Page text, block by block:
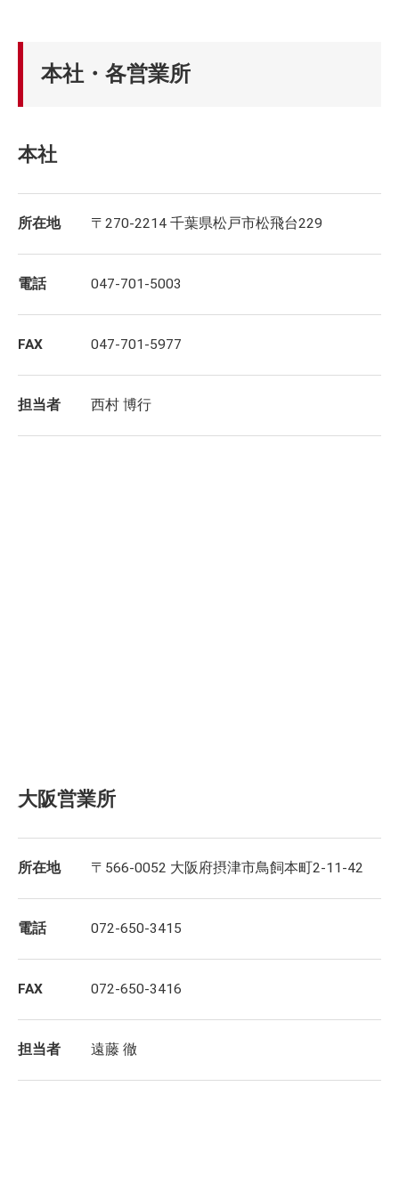
本社・各営業所
本社
所在地 〒270-2214 千葉県松戸市松飛台229
電話 047-701-5003
FAX 047-701-5977
担当者 西村 博行
大阪営業所
所在地 〒566-0052 大阪府摂津市鳥飼本町2-11-42
電話 072-650-3415
FAX 072-650-3416
担当者 遠藤 徹